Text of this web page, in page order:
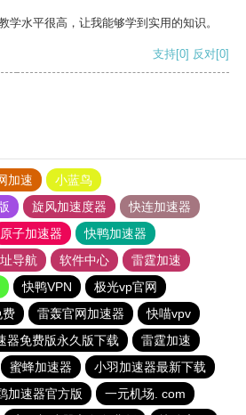
学水平很高，让我能够学到实用的知识。
支持[0] 反对[0]
加速
小蓝鸟
旋风加速度器
快连加速器
原子加速器
快鸭加速器
导航 软件中心
雷霆加速
快鸭VPN
极光vp官网
费
雷轰官网加速器
快喵vpv
器免费版永久版下载
雷霆加速
蜜蜂加速器
小羽加速器最新下载
加速器官方版
一元机场. com